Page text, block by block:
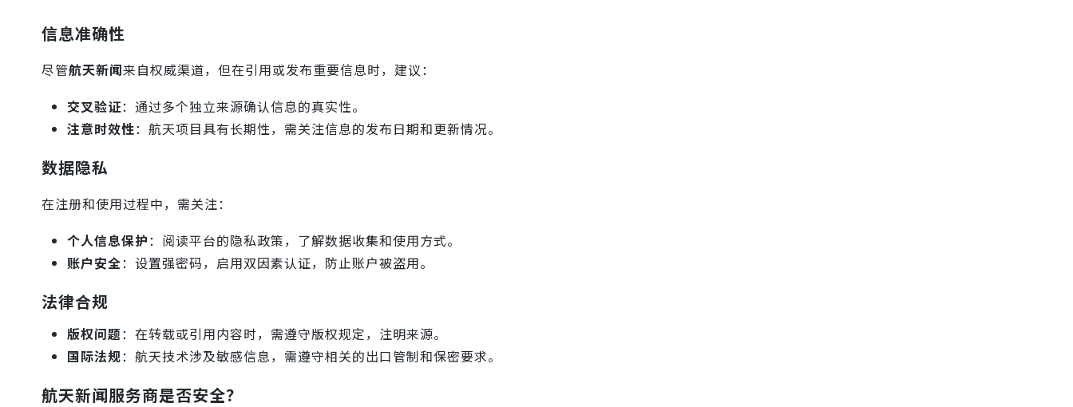
信息准确性
尽管航天新闻来自权威渠道，但在引用或发布重要信息时，建议：
交叉验证：通过多个独立来源确认信息的真实性。
注意时效性：航天项目具有长期性，需关注信息的发布日期和更新情况。
数据隐私
在注册和使用过程中，需关注：
个人信息保护：阅读平台的隐私政策，了解数据收集和使用方式。
账户安全：设置强密码，启用双因素认证，防止账户被盗用。
法律合规
版权问题：在转载或引用内容时，需遵守版权规定，注明来源。
国际法规：航天技术涉及敏感信息，需遵守相关的出口管制和保密要求。
航天新闻服务商是否安全？